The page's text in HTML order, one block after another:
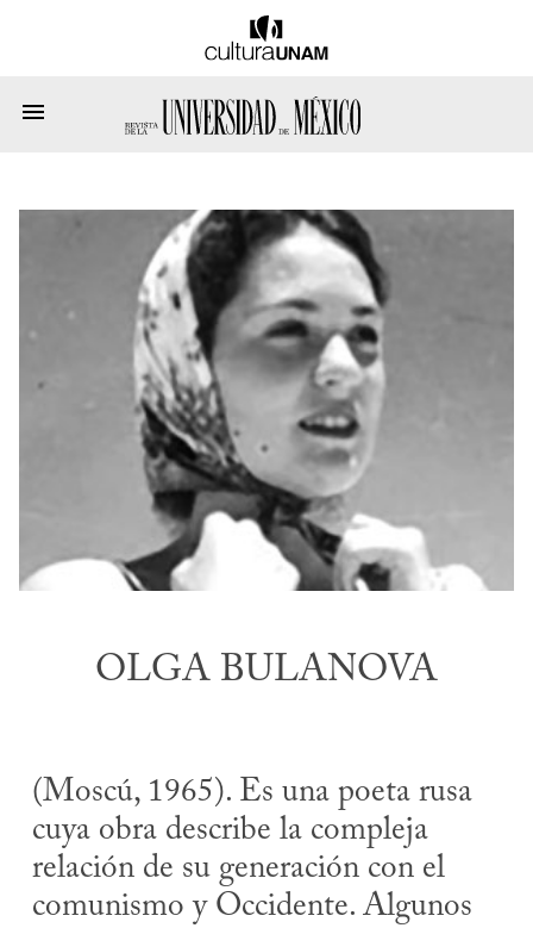
OLGA BULANOVA
(Moscú, 1965). Es una poeta rusa
cuya obra describe la compleja
relación de su generación con el
comunismo y Occidente. Algunos